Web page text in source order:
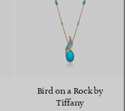
Bird on a Rock by
Tiffany